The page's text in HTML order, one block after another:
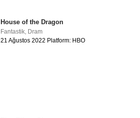
House of the Dragon
Fantastik Dram
21 Ağustos 2022 Platform: HBO